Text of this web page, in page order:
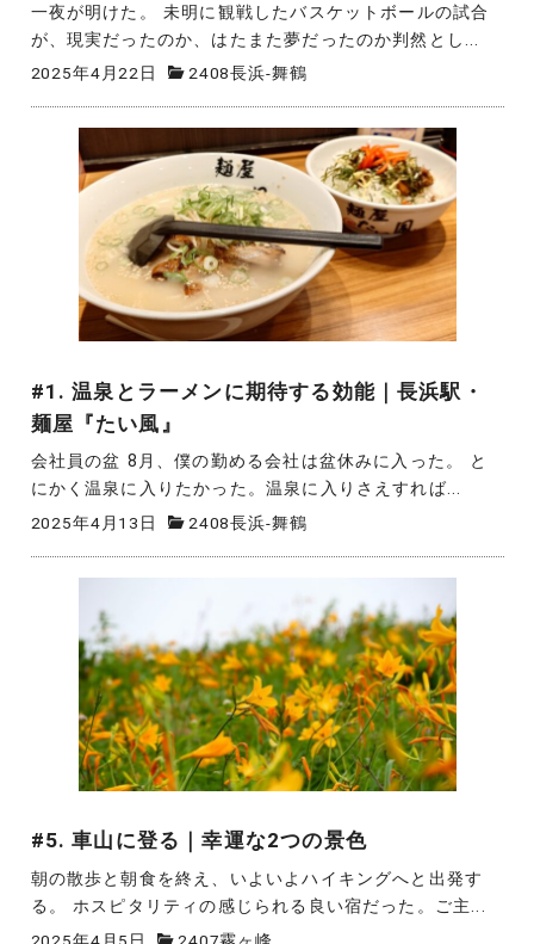
一夜が明けた。 未明に観戦したバスケットボールの試合
が、現実だったのか、はたまた夢だったのか判然とし...
2025年4月22日 2408長浜-舞鶴
#1. 温泉とラーメンに期待する効能｜長浜駅・
麺屋『たい風』
会社員の盆 8月、僕の勤める会社は盆休みに入った。 と
にかく温泉に入りたかった。温泉に入りさえすれば...
2025年4月13日 2408長浜-舞鶴
#5. 車山に登る｜幸運な2つの景色
朝の散歩と朝食を終え、いよいよハイキングへと出発す
る。 ホスピタリティの感じられる良い宿だった。ご主...